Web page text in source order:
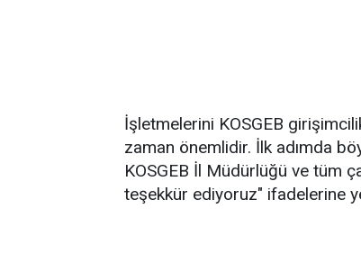
İşletmelerini KOSGEB
zaman önemlidir. İlk adımda
KOSGEB İl Müdürlüğü ve tüm
teşekkür ediyoruz" ifadelerine